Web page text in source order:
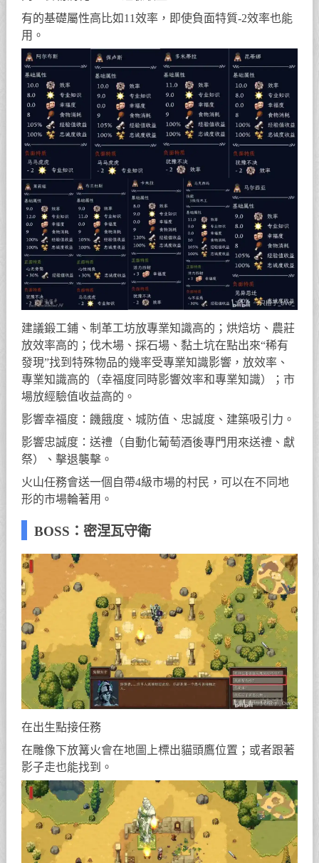
有的基礎屬性高比如11效率，即使負面特質-2效率也能
用。
建議鍛工鋪、制革工坊放專業知識高的；烘焙坊、農莊
放效率高的；伐木場、採石場、黏土坑在點出來“稀有
發現”找到特殊物品的幾率受專業知識影響，放效率、
專業知識高的（幸福度同時影響效率和專業知識）；市
場放經驗值收益高的。
影響幸福度：饑餓度、城防值、忠誠度、建築吸引力。
影響忠誠度：送禮（自動化葡萄酒後專門用來送禮、獻
祭）、擊退襲擊。
火山任務會送一個自帶4級市場的村民，可以在不同地
形的市場輪著用。
BOSS：密涅瓦守衛
在出生點接任務
在雕像下放篝火會在地圖上標出貓頭鷹位置；或者跟著
影子走也能找到。